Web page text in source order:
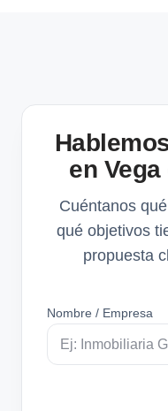
en
Cuéntanos
qué objetivos
propuesta
Nombre / Empresa